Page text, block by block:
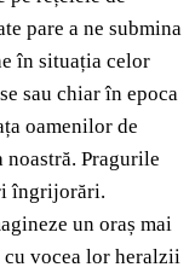
pare a ne submina
în situația celor
sau chiar în epoca
oamenilor de
Pragurile
îngrijorări.
un oraș mai
cu vocea lor heralzii